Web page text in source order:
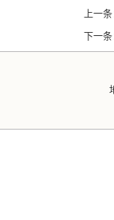
上一条
下一条